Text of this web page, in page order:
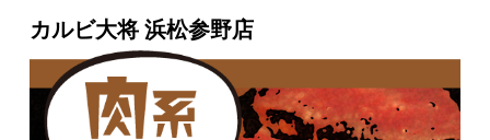
カルビ大将 浜松参野店